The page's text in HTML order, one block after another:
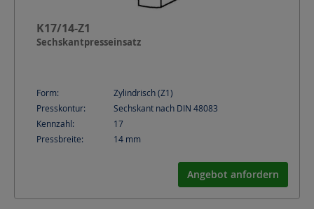
K17/14-Z1
Sechskantpresseinsatz
Form:
Zylindrisch (Z1)
Presskontur:
Sechskant nach DIN 48083
Kennzahl:
17
Pressbreite:
14 mm
Angebot anfordern